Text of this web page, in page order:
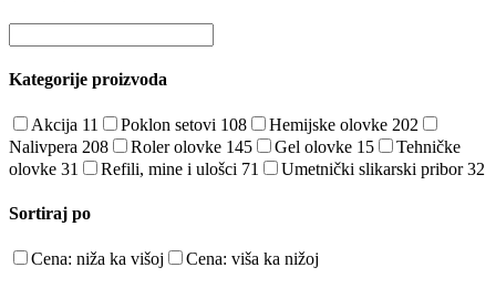
Kategorije proizvoda
Akcija 11 Poklon setovi 108 Hemijske olovke 202
Nalivpera 208 Roler olovke 145 Gel olovke 15
Tehničke
olovke 31 Refili, mine i ulošci 71 Umetnički slikarski pribor32
Sortiraj po
Cena: niža ka višoj Cena: viša ka nižoj